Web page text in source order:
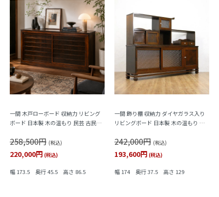
一間 木戸ローボード 収納力 リビング
ボード 日本製 木の温もり 民芸 古民家
258,500円 (税込)
220,000円 (税込)
幅 173.5 奥行 45.5 高さ 86.5
一間 飾り棚 収納力 ダイヤガラス入り
リビングボード 日本製 木の温もり 昭
242,000円 (税込)
193,600円 (税込)
幅 174 奥行 37.5 高さ 129